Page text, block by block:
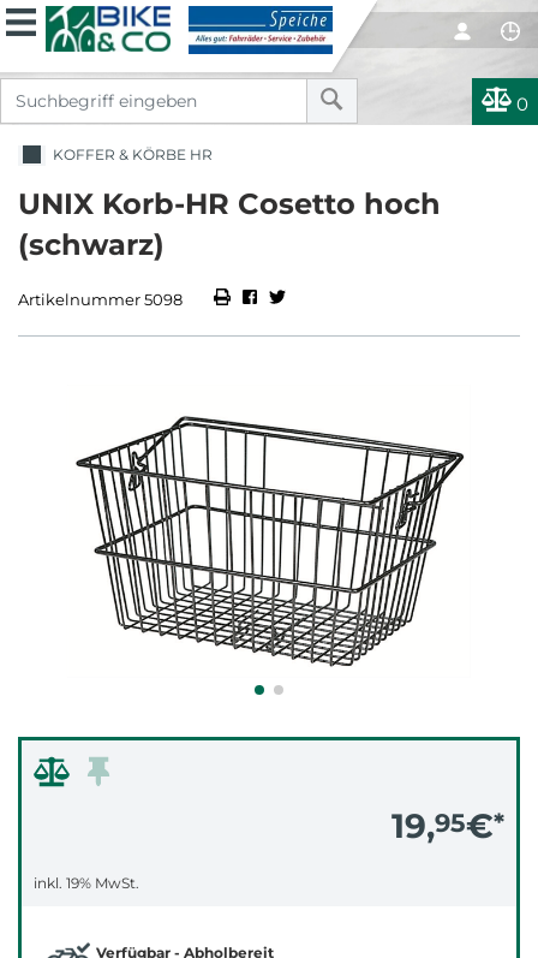
0
KOFFER & KÖRBE HR
UNIX Korb-HR Cosetto hoch
(schwarz)
Artikelnummer 5098
19,95€*
inkl. 19% MwSt.
Verfügbar - Abholbereit